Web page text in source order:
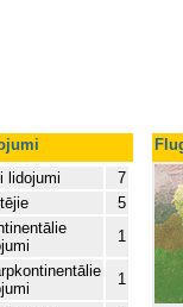
lidojumi
7
5
1
1